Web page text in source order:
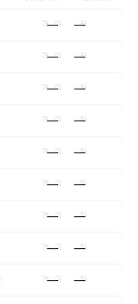
— —
— —
— —
— —
— —
— —
— —
— —
— —